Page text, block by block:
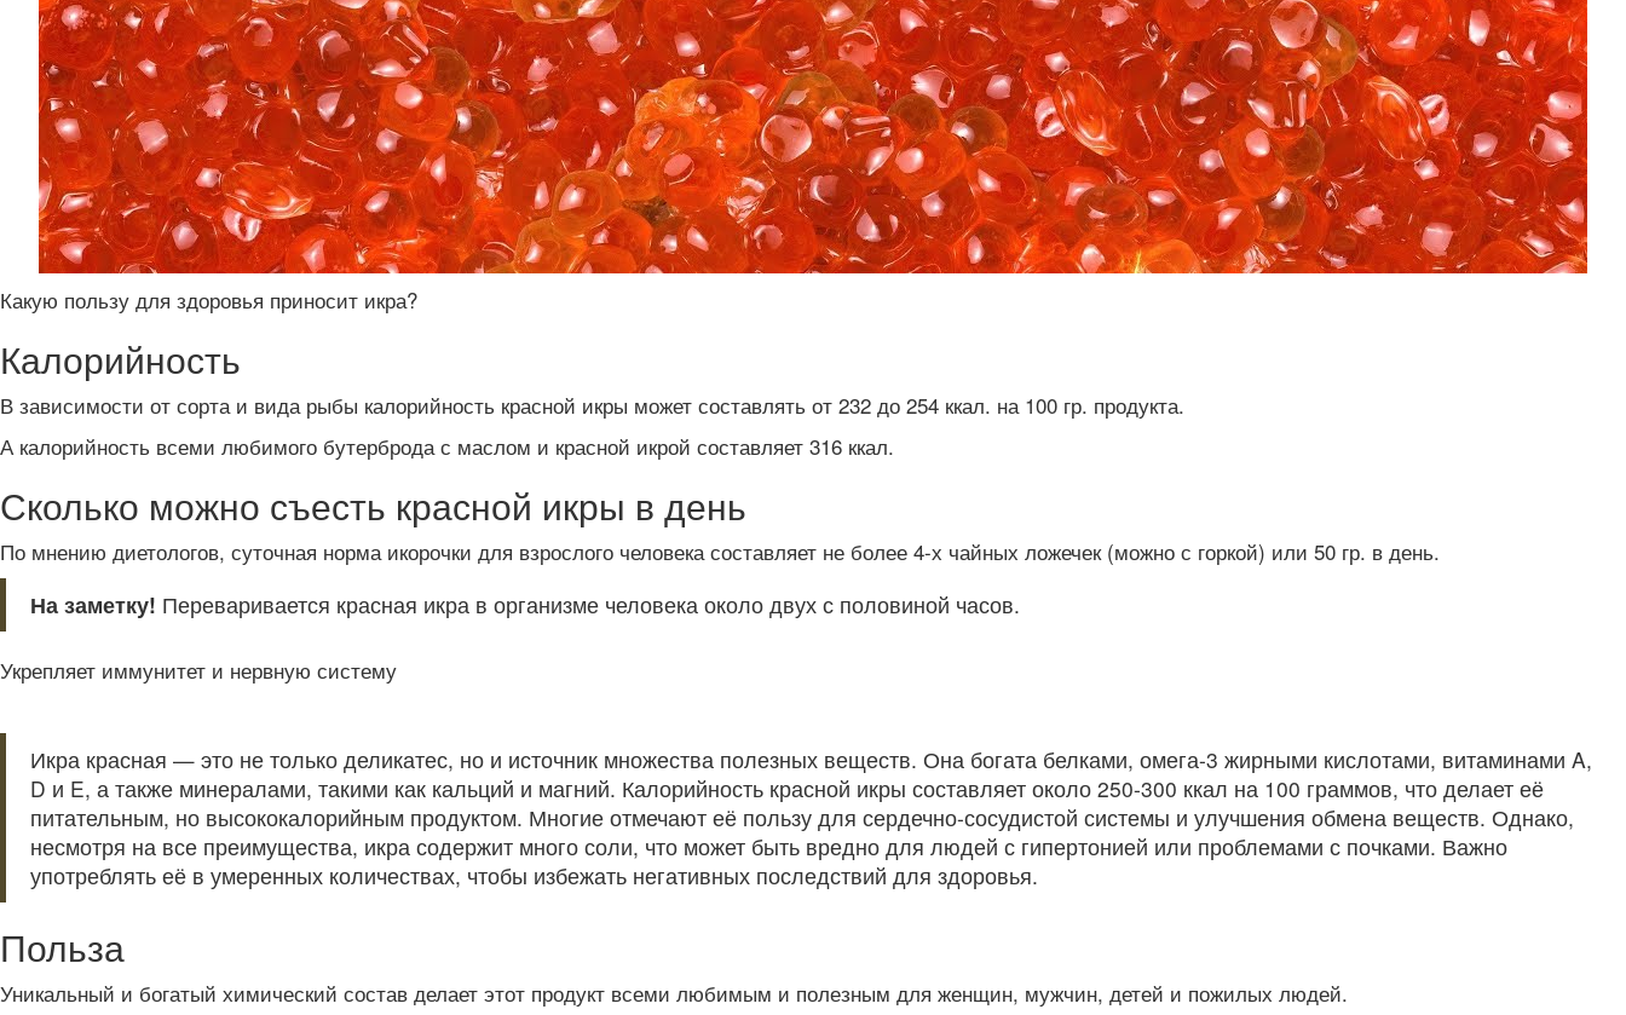
Какую пользу для здоровья приносит икра?
Калорийность
В зависимости от сорта и вида рыбы калорийность красной икры может составлять от 232 до 254 ккал. на 100 гр. продукта.
А калорийность всеми любимого бутерброда с маслом и красной икрой составляет 316 ккал.
Сколько можно съесть красной икры в день
По мнению диетологов, суточная норма икорочки для взрослого человека составляет не более 4-х чайных ложечек (можно с горкой) или 50 гр. в день.
На заметку! Переваривается красная икра в организме человека около двух с половиной часов.
Укрепляет иммунитет и нервную систему
Икра красная — это не только деликатес, но и источник множества полезных веществ. Она богата белками, омега-3 жирными кислотами, витаминами A,
D и E, а также минералами, такими как кальций и магний. Калорийность красной икры составляет около 250-300 ккал на 100 граммов, что делает её
питательным, но высококалорийным продуктом. Многие отмечают её пользу для сердечно-сосудистой системы и улучшения обмена веществ. Однако,
несмотря на все преимущества, икра содержит много соли, что может быть вредно для людей с гипертонией или проблемами с почками. Важно
употреблять её в умеренных количествах, чтобы избежать негативных последствий для здоровья.
Польза
Уникальный и богатый химический состав делает этот продукт всеми любимым и полезным для женщин, мужчин, детей и пожилых людей.